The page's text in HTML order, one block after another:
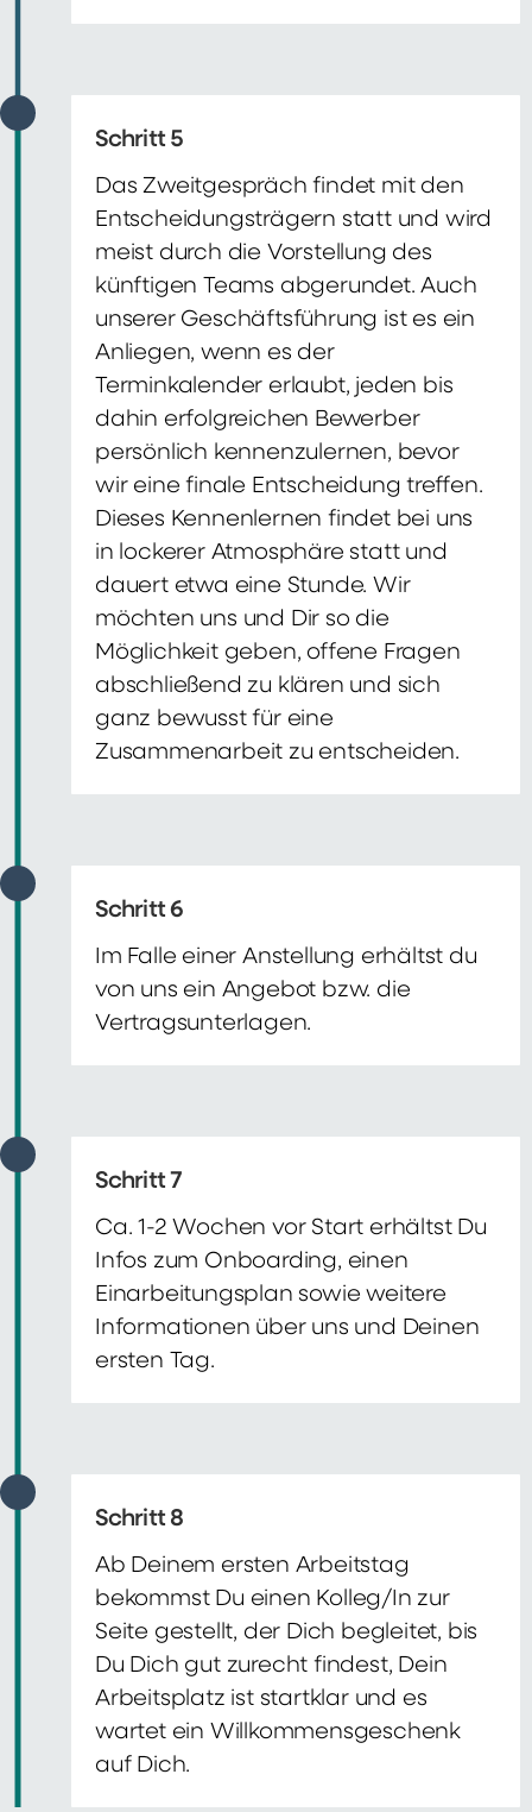
Schritt 5
Das Zweitgespräch findet mit den
Entscheidungsträgern statt und wird
meist durch die Vorstellung des
künftigen Teams abgerundet. Auch
unserer Geschäftsführung ist es ein
Anliegen, wenn es der
Terminkalender erlaubt, jeden bis
dahin erfolgreichen Bewerber
persönlich kennenzulernen, bevor
wir eine finale Entscheidung treffen.
Dieses Kennenlernen findet bei uns
in lockerer Atmosphäre statt und
dauert etwa eine Stunde. Wir
möchten uns und Dir so die
Möglichkeit geben, offene Fragen
abschließend zu klären und sich
ganz bewusst für eine
Zusammenarbeit zu entscheiden.
Schritt 6
Im Falle einer Anstellung erhältst du
von uns ein Angebot bzw. die
Vertragsunterlagen.
Schritt 7
Ca. 1-2 Wochen vor Start erhältst Du
Infos zum Onboarding, einen
Einarbeitungsplan sowie weitere
Informationen über uns und Deinen
ersten Tag.
Schritt 8
Ab Deinem ersten Arbeitstag
bekommst Du einen Kolleg/In zur
Seite gestellt, der Dich begleitet, bis
Du Dich gut zurecht findest, Dein
Arbeitsplatz ist startklar und es
wartet ein Willkommensgeschenk
auf Dich.